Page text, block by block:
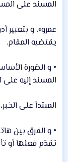
المسند على
عمرو»، و بتعبير
يقتضيه المقام.
• و الصّورة
المسند إليه على
المبتدأ على
• و الفرق بين
تقدّم فعلها أو